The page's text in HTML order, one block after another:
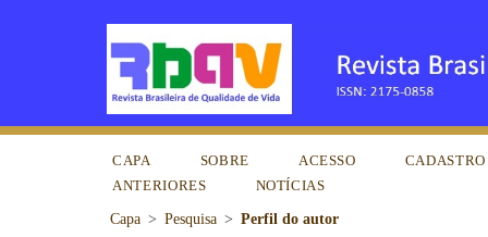
CAPA SOBRE ACESSO
CADASTRO
ANTERIORES
NOTÍCIAS
Capa > Pesquisa > Perfil do autor